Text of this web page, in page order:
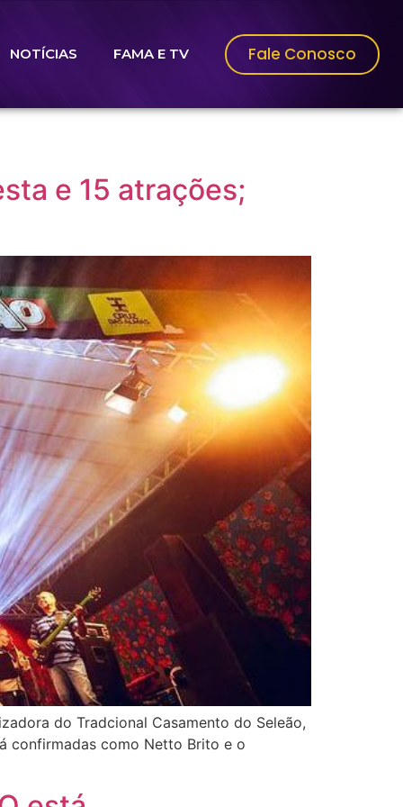
NOTÍCIAS FAMA E TV Fale Conosco
e 15 atrações;
do Tradcional Casamento do Seleão,
confirmadas como Netto Brito e o